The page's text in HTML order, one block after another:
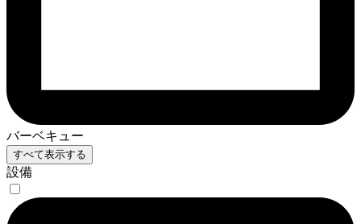
バーベキュー
すべて表示する
設備